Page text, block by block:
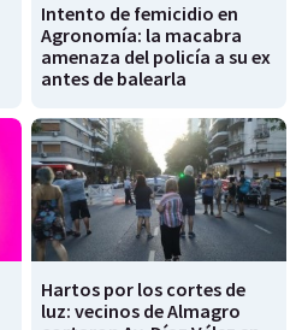
Intento de femicidio en
Agronomía: la macabra
amenaza del policía a su ex
antes de balearla
Hartos por los cortes de
luz: vecinos de Almagro